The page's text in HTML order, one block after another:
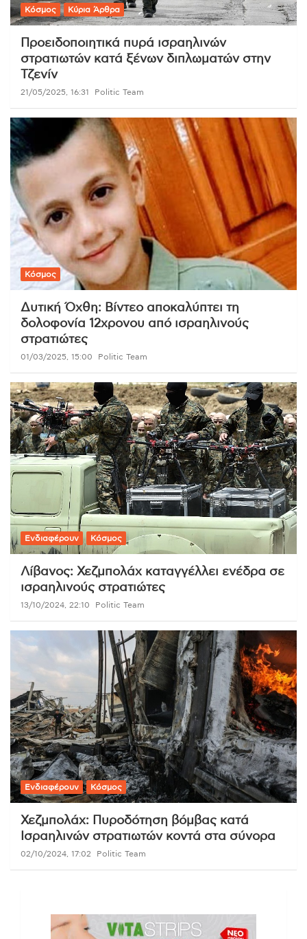
Κόσμος Κύρια Άρθρα
Προειδοποιητικά πυρά ισραηλινών
στρατιωτών κατά ξένων διπλωματών στην
Τζενίν
21/05/2025, 16:31 Politic Team
Κόσμος
Δυτική Όχθη: Βίντεο αποκαλύπτει τη
δολοφονία 12χρονου από ισραηλινούς
στρατιώτες
01/03/2025, 15:00 Politic Team
Ενδιαφέρουν Κόσμος
Λίβανος: Χεζμπολάχ καταγγέλλει ενέδρα σε
ισραηλινούς στρατιώτες
13/10/2024, 22:10 Politic Team
Ενδιαφέρουν Κόσμος
Χεζμπολάχ: Πυροδότηση βόμβας κατά
Ισραηλινών στρατιωτών κοντά στα σύνορα
02/10/2024, 17:02 Politic Team